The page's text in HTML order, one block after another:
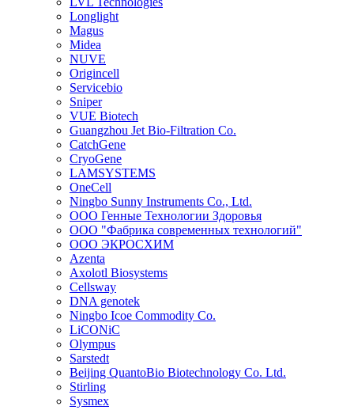
Longlight
Magus
Midea
NUVE
Origincell
Servicebio
Sniper
VUE Biotech
Guangzhou Jet Bio-Filtration Co.
CatchGene
CryoGene
LAMSYSTEMS
OneCell
Ningbo Sunny Instruments Co., Ltd.
ООО Генные Технологии Здоровья
ООО "Фабрика современных технологий"
ООО ЭКРОСХИМ
Azenta
Axolotl Biosystems
Cellsway
DNA genotek
Ningbo Icoe Commodity Co.
LiCONiC
Olympus
Sarstedt
Beijing QuantoBio Biotechnology Co. Ltd.
Stirling
Sysmex